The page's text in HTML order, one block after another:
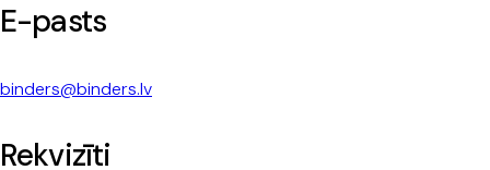
E-pasts
binders@binders.lv
Rekvizīti